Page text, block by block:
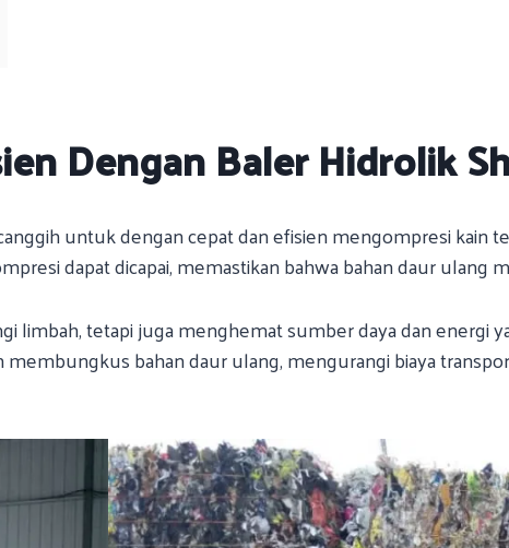
Dengan Baler Hidrolik
untuk dengan cepat dan efisien mengompresi kain
dapat dicapai, memastikan bahwa bahan daur ulang
limbah, tetapi juga menghemat sumber daya dan energi
bahan daur ulang, mengurangi biaya